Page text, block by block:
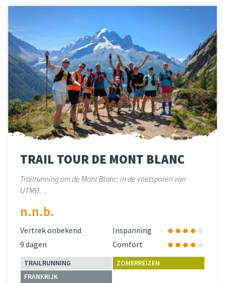
TRAIL TOUR DE MONT BLANC
Trailrunning om de Mont Blanc: in de voetsporen van
UTMB…
n.n.b.
Vertrek onbekend
Inspanning
9 dagen
Comfort
TRAILRUNNING
ZOMERREIZEN
FRANKRIJK